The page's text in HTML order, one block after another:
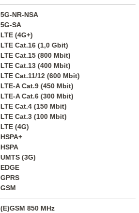
5G-NR-NSA
5G-SA
LTE (4G+)
LTE Cat.16 (1,0 Gbit)
LTE Cat.15 (800 Mbit)
LTE Cat.13 (400 Mbit)
LTE Cat.11/12 (600 Mbit)
LTE-A Cat.9 (450 Mbit)
LTE-A Cat.6 (300 Mbit)
LTE Cat.4 (150 Mbit)
LTE Cat.3 (100 Mbit)
LTE (4G)
HSPA+
HSPA
UMTS (3G)
EDGE
GPRS
GSM
(E)GSM 850 MHz